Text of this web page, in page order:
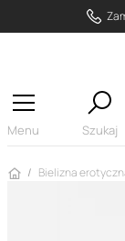
Menu Szukaj
Strona główna
Bielizna